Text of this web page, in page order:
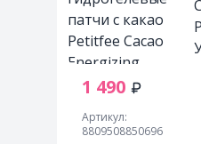
1 490
Артикул:
8809508850696